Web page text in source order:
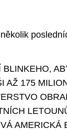
AŽ 175
AMERICKÁ